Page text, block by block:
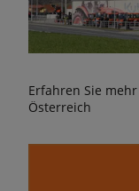
Erfahren Sie
Österreich